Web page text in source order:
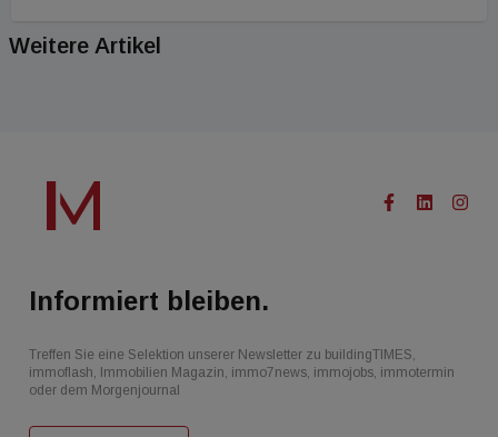
Weitere Artikel
Informiert bleiben.
Treffen Sie eine Selektion unserer Newsletter zu buildingTIMES,
immoflash, Immobilien Magazin, immo7news, immojobs, immotermin
oder dem Morgenjournal